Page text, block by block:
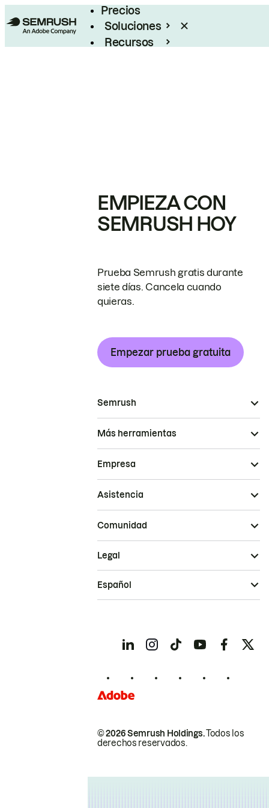
Precios
Soluciones
Recursos
EMPIEZA CON
SEMRUSH HOY
Prueba Semrush gratis durante
siete días. Cancela cuando
quieras.
Empezar prueba gratuita
Semrush
Más herramientas
Empresa
Asistencia
Comunidad
© 2026 Semrush Holdings.Todos los
derechos reservados.
Legal
Español